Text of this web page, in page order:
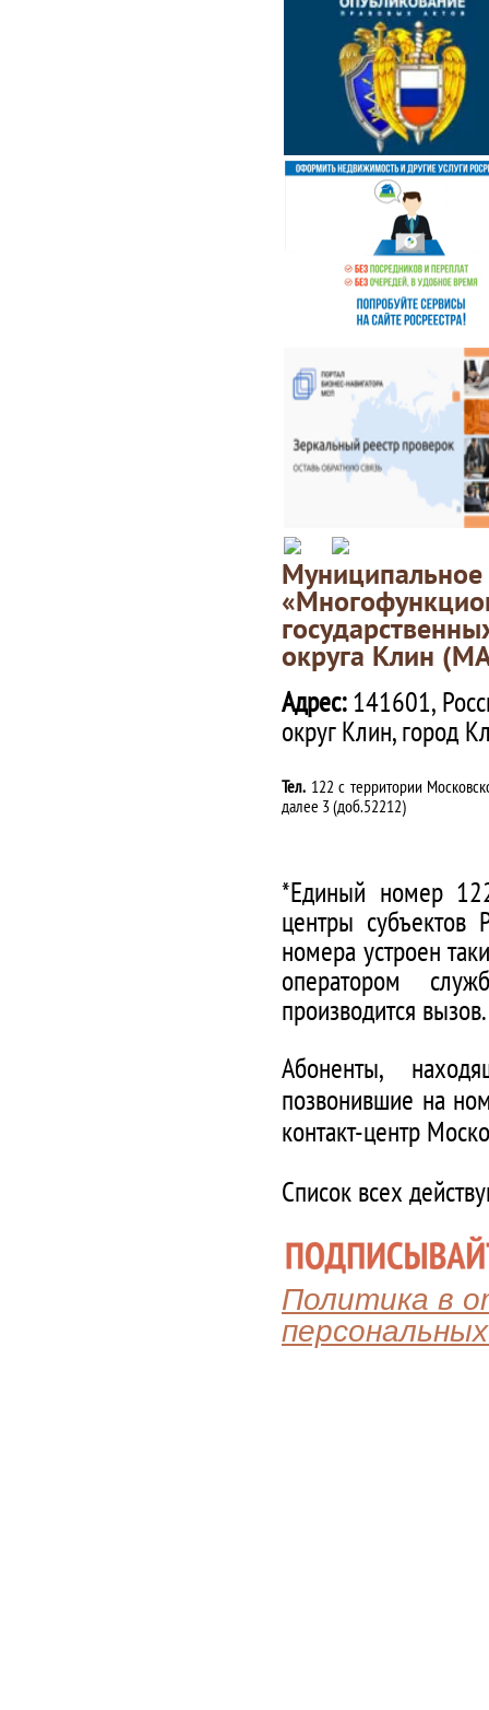
округа Клин
Адрес:141601,
округ Клин, город
Тел. 122 с территории
далее 3 (доб.52212)
*Единый номер
центры субъектов
номера устроен
оператором
производится вызов.
Абоненты,
позвонившие на
контакт-центр
Список всех
Политика в